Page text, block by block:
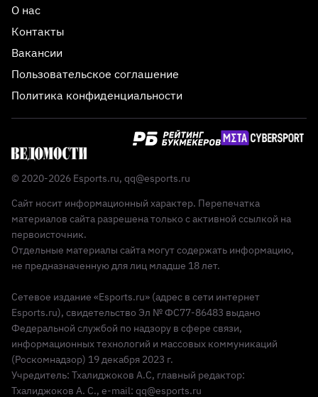
О нас
Контакты
Вакансии
Пользовательское соглашение
Политика конфиденциальности
© 2020-2026 Esports.ru, qq@esports.ru
Сайт носит информационный характер. Перепечатка
материалов сайта разрешена только с активной ссылкой на
первоисточник.
Отдельные материалы сайта могут содержать информацию,
не предназначенную для лиц младше 18 лет.
Сетевое издание «Esports.ru» (адрес в сети интернет
Esports.ru), свидетельство Эл № ФС77-86483 выдано
Федеральной службой по надзору в сфере связи,
информационных технологий и массовых коммуникаций
(Роскомнадзор) 19 декабря 2023 г.
Учредитель: Тхалиджоков А.С, главный редактор:
Тхалиджоков А. С., e-mail: qq@esports.ru